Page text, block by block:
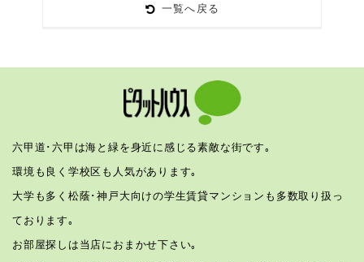
一覧へ戻る
六甲道･六甲は海と緑を身近に感じる素敵な街です｡
環境も良く学校区も人気があります｡
大学も多く松蔭･神戸大向けの学生賃貸マンションも多数取り扱っ
ております｡
お部屋探しは当店におまかせ下さい｡